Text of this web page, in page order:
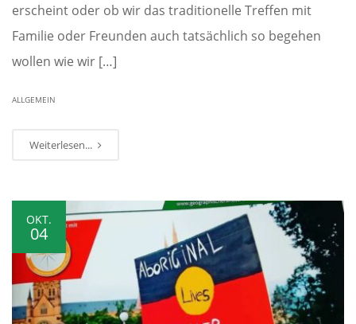
erscheint oder ob wir das traditionelle Treffen mit
Familie oder Freunden auch tatsächlich so begehen
wollen wie wir […]
ALLGEMEIN
Weiterlesen...
OKT.
04